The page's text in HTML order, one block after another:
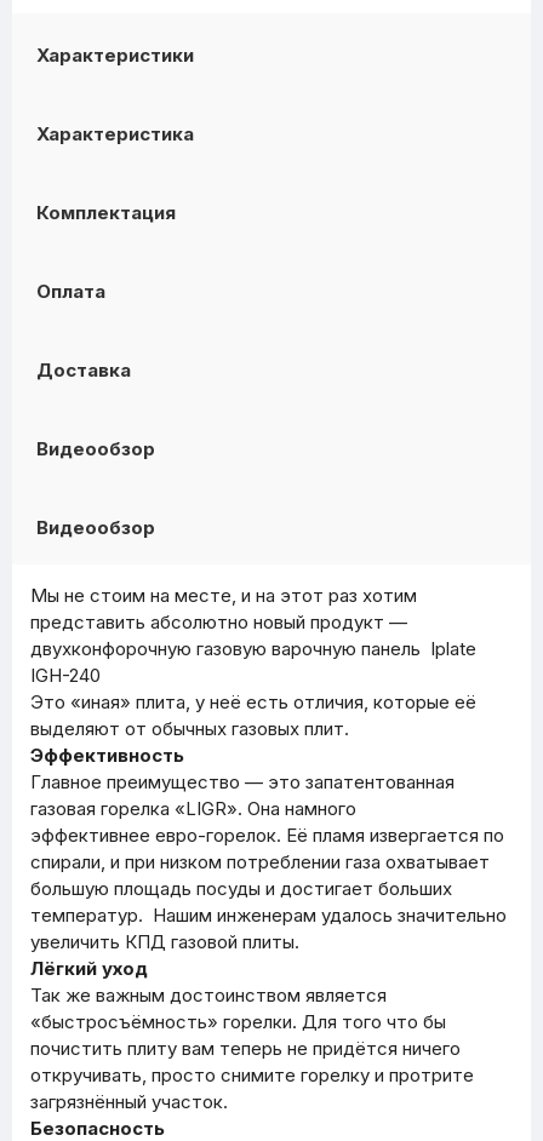
Характеристики
Характеристика
Комплектация
Оплата
Доставка
Видеообзор
Видеообзор
Мы не стоим на месте, и на этот раз хотим
представить абсолютно новый продукт —
двухконфорочную газовую варочную панель Iplate
IGH-240
Это «иная» плита, у неё есть отличия, которые её
выделяют от обычных газовых плит.
Эффективность
Главное преимущество — это запатентованная
газовая горелка «LIGR». Она намного
эффективнее евро-горелок. Её пламя извергается по
спирали, и при низком потреблении газа охватывает
большую площадь посуды и достигает больших
температур. Нашим инженерам удалось значительно
увеличить КПД газовой плиты.
Лёгкий уход
Так же важным достоинством является
«быстросъёмность» горелки. Для того что бы
почистить плиту вам теперь не придётся ничего
откручивать, просто снимите горелку и протрите
загрязнённый участок.
Безопасность